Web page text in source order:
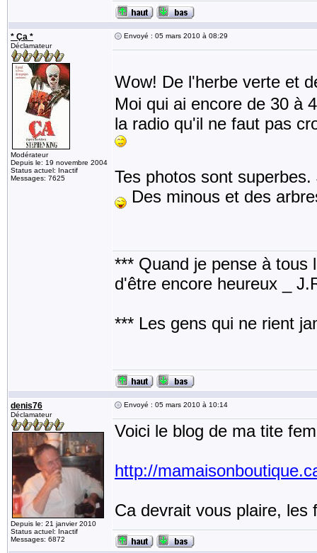
* Ça *
Déclamateur
Modérateur
Depuis le: 19 novembre 2004
Status actuel: Inactif
Messages: 7625
Envoyé : 05 mars 2010 à 08:29
Wow! De l'herbe verte et
Moi qui ai encore de 30 à
la radio qu'il ne faut pas
Tes photos sont
Des minous et des
*** Quand je pense à tous
d'être encore heureux _
*** Les gens qui ne rient
denis76
Déclamateur
Depuis le: 21 janvier 2010
Status actuel: Inactif
Messages: 6872
Envoyé : 05 mars 2010 à 10:14
Voici le blog de ma tite
http://
Ca devrait vous plaire, les